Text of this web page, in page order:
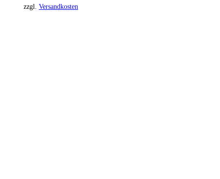
zzgl. Versandkosten